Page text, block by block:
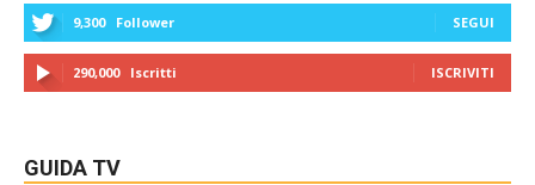
9,300 Follower SEGUI
290,000 Iscritti ISCRIVITI
GUIDA TV